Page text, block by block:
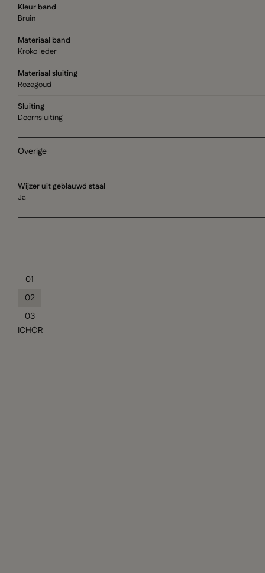
Kleur band
Bruin
Materiaal band
Kroko leder
Materiaal sluiting
Rozegoud
Sluiting
Doornsluiting
Overige
Wijzer uit geblauwd staal
Ja
01
02
03
ICHOR